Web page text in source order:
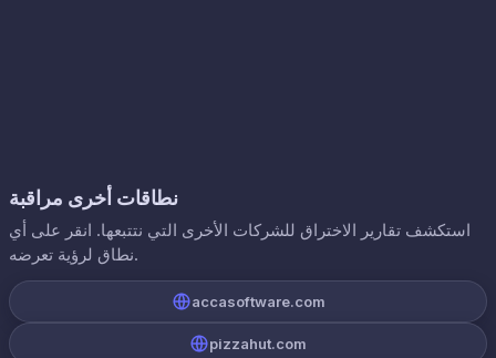
نطاقات أخرى مراقبة
استكشف تقارير الاختراق للشركات الأخرى التي نتتبعها. انقر على أي
نطاق لرؤية تعرضه.
accasoftware.com
pizzahut.com